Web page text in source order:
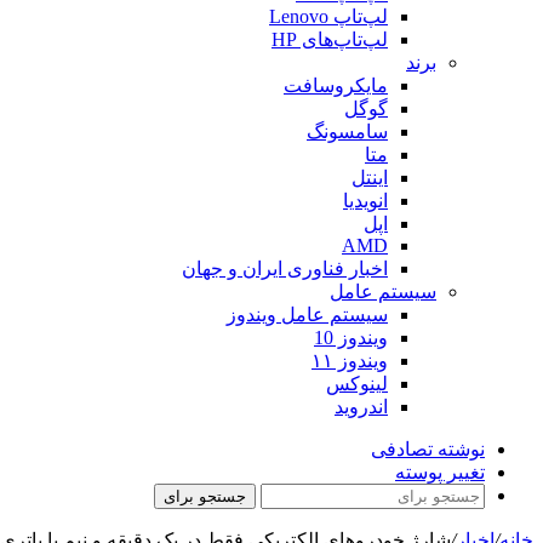
لپ‌تاپ Lenovo
لپ‌تاپ‌های HP
برند
مایکروسافت
گوگل
سامسونگ
متا
اینتل
انویدیا
اپل
AMD
اخبار فناوری ایران و جهان
سیستم عامل
سیستم عامل ویندوز
ویندوز 10
ویندوز ۱۱
لینوکس
اندروید
نوشته تصادفی
تغییر پوسته
جستجو برای